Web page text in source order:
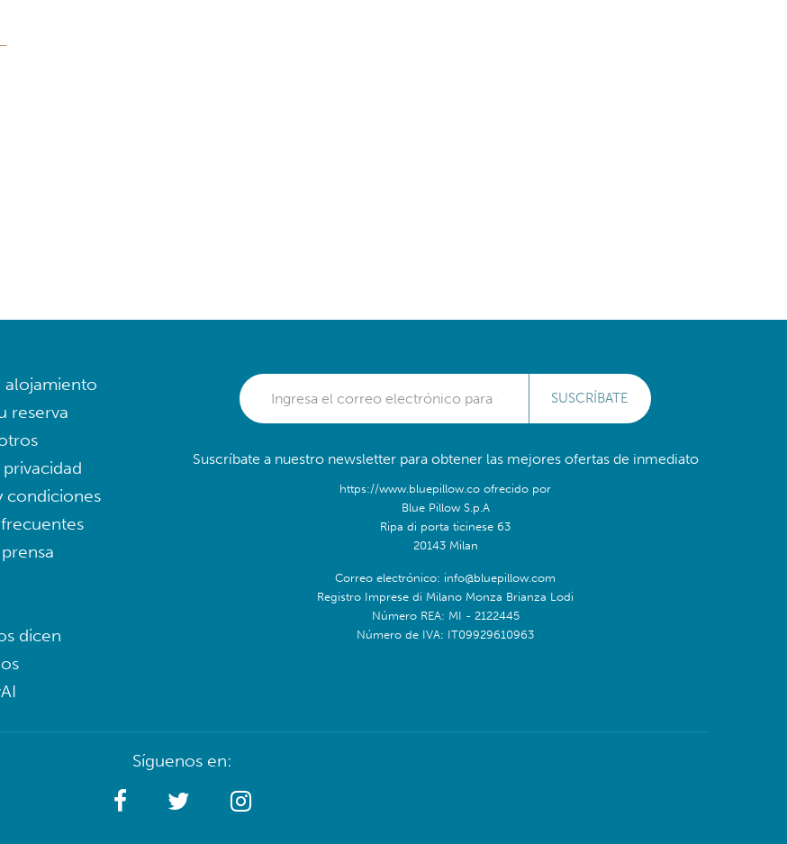
alojamiento
reserva
condiciones
dicen
SUSCRÍBATE
Suscríbate a nuestro newsletter para obtener las mejores ofertas de inmediato
https://www.bluepillow.co ofrecido por
Blue Pillow S.p.A
Ripa di porta ticinese 63
20143 Milan
Correo electrónico: info@bluepillow.com
Registro Imprese di Milano Monza Brianza Lodi
Número REA: MI - 2122445
Número de IVA: IT09929610963
Síguenos en: